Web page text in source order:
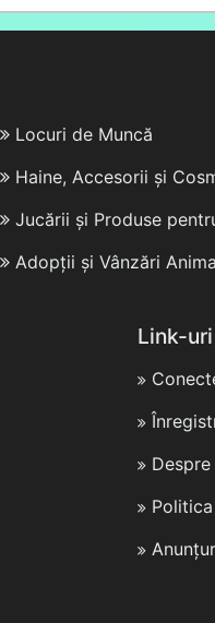
Locuri de Muncă
Haine, Accesorii și
Jucării și Produse
Adopții și Vânzări
Link-
Despre